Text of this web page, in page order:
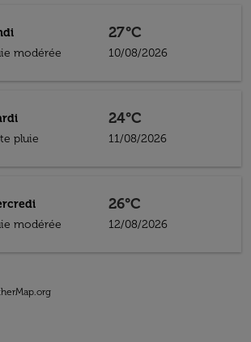
modérée
27°C
10/08/2026
pluie
24°C
11/08/2026
modérée
26°C
12/08/2026